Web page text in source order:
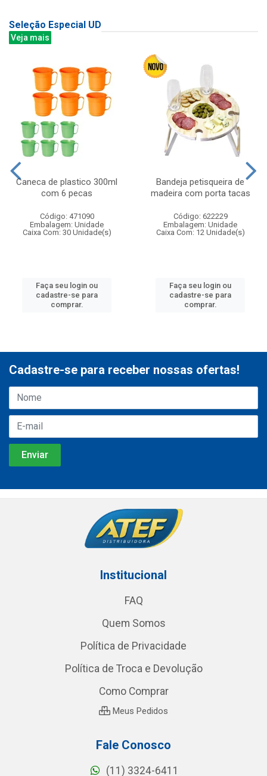
Seleção Especial UD
Veja mais
Caneca de plastico 300ml
com 6 pecas
Código: 471090
Embalagem: Unidade
Caixa Com: 30 Unidade(s)
Faça seu login ou
cadastre-se para
comprar.
Bandeja petisqueira de
madeira com porta tacas
Código: 622229
Embalagem: Unidade
Caixa Com: 12 Unidade(s)
Faça seu login ou
cadastre-se para
comprar.
Cadastre-se para receber nossas ofertas!
Institucional
FAQ
Quem Somos
Política de Privacidade
Política de Troca e Devolução
Como Comprar
Meus Pedidos
Fale Conosco
(11) 3324-6411